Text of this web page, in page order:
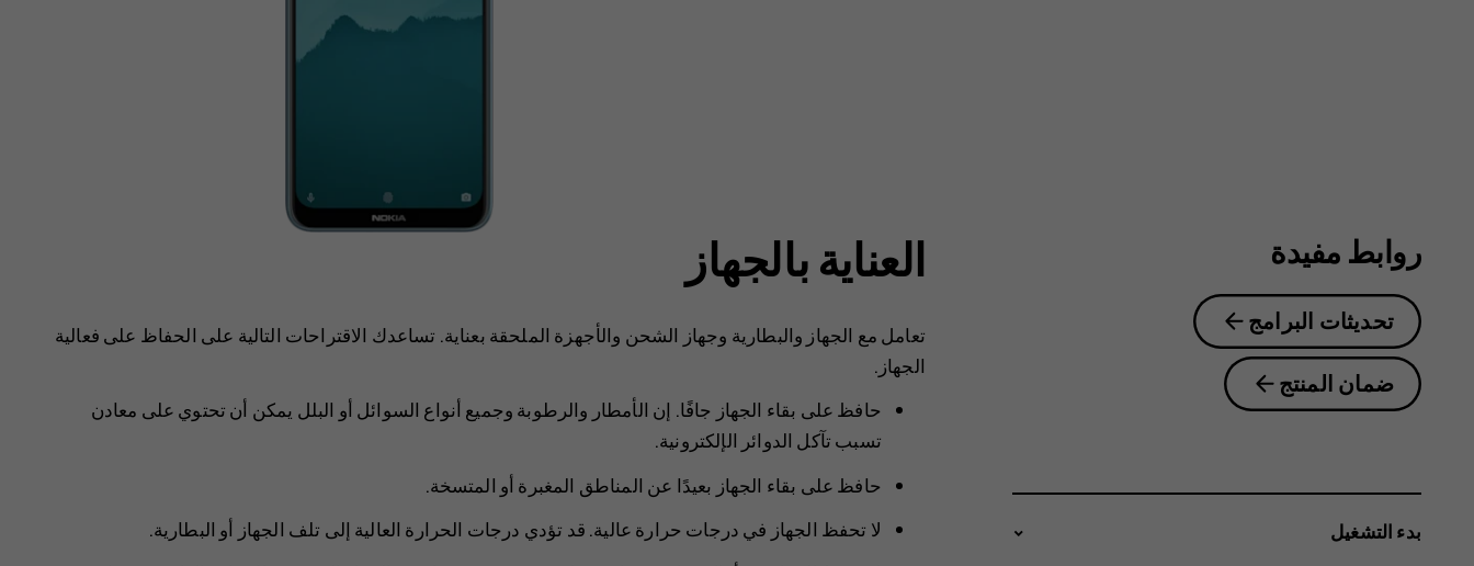
العناية بالجهاز
تعامل مع الجهاز والبطارية وجهاز الشحن والأجهزة الملحقة بعناية. تساعدك الاقتراحات التالية على الحفاظ على فعالية
الجهاز.
حافظ على بقاء الجهاز جافًا. إن الأمطار والرطوبة وجميع أنواع السوائل أو البلل يمكن أن تحتوي على معادن
تسبب تآكل الدوائر الإلكترونية.
حافظ على بقاء الجهاز بعيدًا عن المناطق المغبرة أو المتسخة.
لا تحفظ الجهاز في درجات حرارة عالية. قد تؤدي درجات الحرارة العالية إلى تلف الجهاز أو البطارية.
روابط مفيدة
تحديثات البرامج
ضمان المنتج
بدء التشغيل